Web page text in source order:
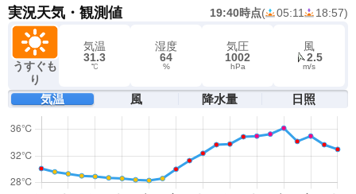
実況天気・観測値 19:40時点( 05:11 18:57)
うすぐも
り
気温
31.3
℃
湿度
64
%
気圧
1002
hPa
風
2.5
m/s
気温 風 降水量 日照